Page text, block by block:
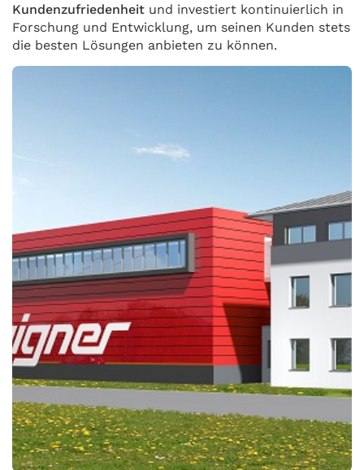
Kundenzufriedenheit und investiert kontinuierlich in
Forschung und Entwicklung, um seinen Kunden stets
die besten Lösungen anbieten zu können.